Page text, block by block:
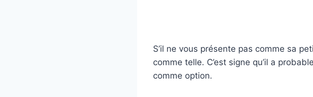
S’il ne vous présente pas comme sa
comme telle. C’est signe qu’il a
comme option.